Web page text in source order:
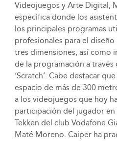
Videojuegos y Arte Digital,
específica donde los
los principales programas
profesionales para el
tres dimensiones, así como
de la programación a
‘Scratch’. Cabe destacar
espacio de más de 300
a los videojuegos que hoy
participación del jugador
Tekken del club Vodafone
Maté Moreno. Caiper ha